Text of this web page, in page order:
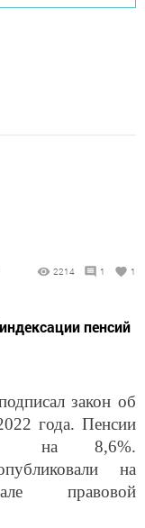
2214 1 1
пенсий
закон об
года. Пенсии
на 8,6%.
на
правовой